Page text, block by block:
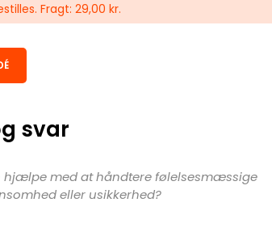
Fragt: 29,00 kr.
svar
hjælpe med at håndtere følelsesmæssige
eller usikkerhed?